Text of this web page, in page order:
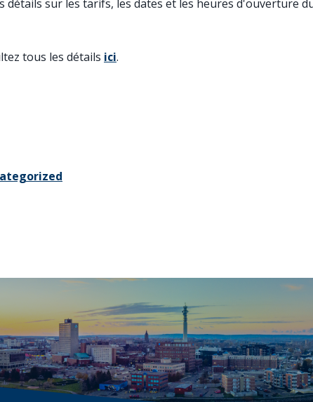
détails sur les tarifs, les dates et les heures d'ouverture
tous les détails ici.